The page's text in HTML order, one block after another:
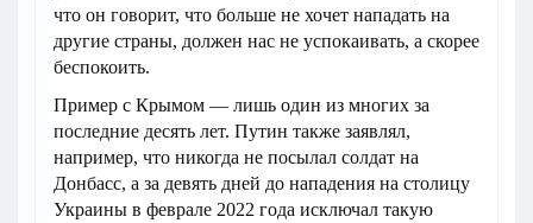
что он говорит, что больше не хочет нападать на
другие страны, должен нас не успокаивать, а скорее
беспокоить.
Пример с Крымом — лишь один из многих за
последние десять лет. Путин также заявлял,
например, что никогда не посылал солдат на
Донбасс, а за девять дней до нападения на столицу
Украины в феврале 2022 года исключал такую